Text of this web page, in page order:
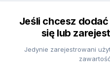
Jeśli chcesz
się lub
Jedynie zarejestrowani